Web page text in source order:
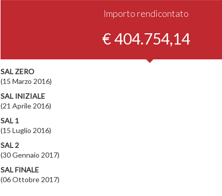
Importo rendicontato
€ 404.754,14
SAL ZERO
(15 Marzo 2016)
SAL INIZIALE
(21 Aprile 2016)
SAL 1
(15 Luglio 2016)
SAL 2
(30 Gennaio 2017)
SAL FINALE
(06 Ottobre 2017)